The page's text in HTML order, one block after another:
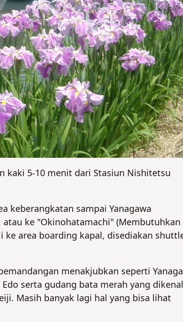
kaki 5-10 menit dari Stasiun Nishitetsu
keberangkatan sampai Yanagawa
atau ke "Okinohatamachi" (Membutuhkan
area boarding kapal, disediakan
menakjubkan seperti
serta gudang bata merah yang dikenal
Masih banyak lagi hal yang bisa lihat